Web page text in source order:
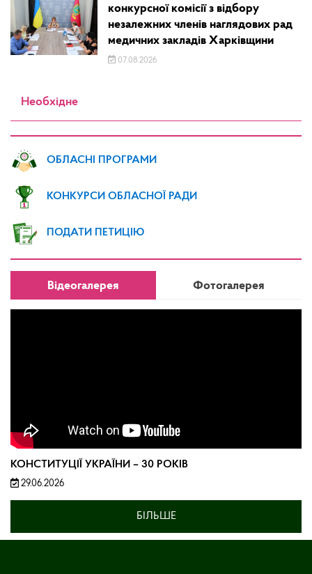
конкурсної комісії з відбору
незалежних членів наглядових рад
медичних закладів Харківщини
07.08.2026
Необхідне
ОБЛАСНІ ПРОГРАМИ
КОНКУРСИ ОБЛАСНОЇ РАДИ
ПОДАТИ ПЕТИЦІЮ
Відеогалерея Фотогалерея
КОНСТИТУЦІЇ УКРАЇНИ – 30 РОКІВ
29.06.2026
БІЛЬШЕ